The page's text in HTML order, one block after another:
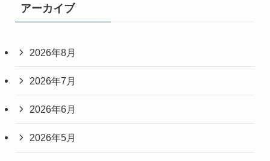
アーカイブ
2026年8月
2026年7月
2026年6月
2026年5月